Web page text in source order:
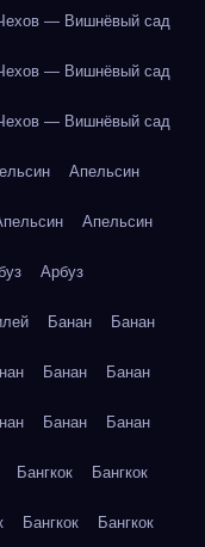
— Вишнёвый сад
— Вишнёвый сад
— Вишнёвый сад
Апельсин
Апельсин
Арбуз
Банан Банан
Банан Банан
Банан Банан
Бангкок Бангкок
Бангкок Бангкок